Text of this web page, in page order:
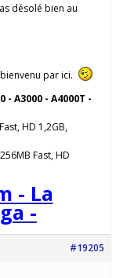
désolé bien au
par ici.
- A3000 - A4000T -
HD 1,2GB,
Fast, HD
- La
-
#19205